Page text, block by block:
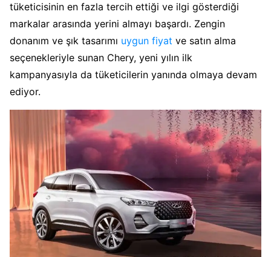
tüketicisinin en fazla tercih ettiği ve ilgi gösterdiği
markalar arasında yerini almayı başardı. Zengin
donanım ve şık tasarımı uygun fiyat ve satın alma
seçenekleriyle sunan Chery, yeni yılın ilk
kampanyasıyla da tüketicilerin yanında olmaya devam
ediyor.